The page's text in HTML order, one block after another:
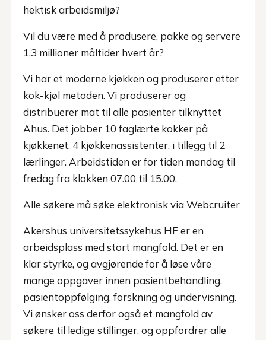
hektisk arbeidsmiljø?
Vil du være med å produsere, pakke og servere
1,3 millioner måltider hvert år?
Vi har et moderne kjøkken og produserer etter
kok-kjøl metoden. Vi produserer og
distribuerer mat til alle pasienter tilknyttet
Ahus. Det jobber 10 faglærte kokker på
kjøkkenet, 4 kjøkkenassistenter, i tillegg til 2
lærlinger. Arbeidstiden er for tiden mandag til
fredag fra klokken 07.00 til 15.00.
Alle søkere må søke elektronisk via Webcruiter
Akershus universitetssykehus HF er en
arbeidsplass med stort mangfold. Det er en
klar styrke, og avgjørende for å løse våre
mange oppgaver innen pasientbehandling,
pasientoppfølging, forskning og undervisning.
Vi ønsker oss derfor også et mangfold av
søkere til ledige stillinger, og oppfordrer alle